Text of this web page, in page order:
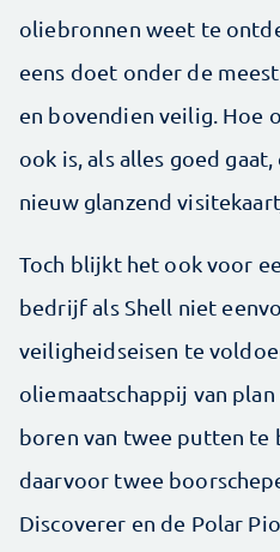
oliebronnen weet te
eens doet onder de
en bovendien veilig. Hoe
ook is, als alles goed
nieuw glanzend
Toch blijkt het ook voor
bedrijf als Shell niet
veiligheidseisen te
oliemaatschappij van
boren van twee putten te
daarvoor twee
Discoverer en de Polar